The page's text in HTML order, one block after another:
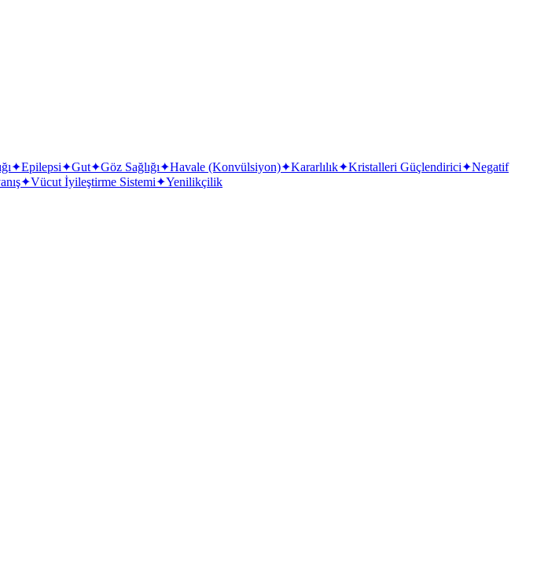
✦Epilepsi✦Gut✦Göz Sağlığı✦Havale (Konvülsiyon)✦Kararlılık✦Kristalleri Güçlendirici✦Negatif
✦Vücut İyileştirme Sistemi✦Yenilikçilik